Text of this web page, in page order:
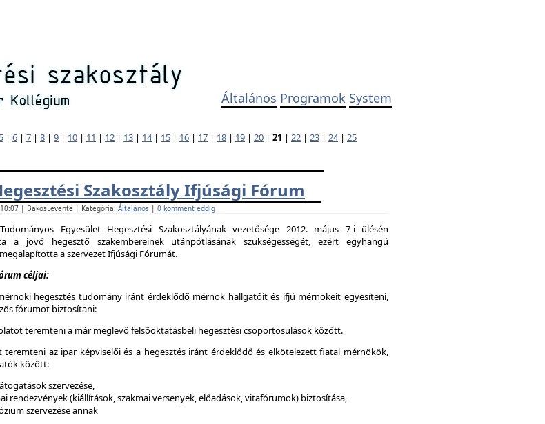
Általános Programok System
5 | 6 | 7 | 8 | 9 | 10 | 11 | 12 | 13 | 14| 15 | 16 | 17 | 18 | 19 | 20 | 21 | 22 | 23 | 24| 25
Szakosztály Ifjúsági Fórum
| BakosLevente | Kategória: Általános | 0 komment eddig
Egyesület Hegesztési Szakosztályának vezetősége 2012. május 7-i ülésén
a jövő hegesztő szakembereinek utánpótlásának szükségességét, ezért egyhangú
a szervezet Ifjúsági Fórumát.
céljai:
hegesztés tudomány iránt érdeklődő mérnök hallgatóit és ifjú mérnökeit egyesíteni,
fórumot biztosítani:
teremteni a már meglevő felsőoktatásbeli hegesztési csoportosulások között.
teremteni az ipar képviselői és a hegesztés iránt érdeklődő és elkötelezett fiatal mérnökök,
között:
szervezése,
rendezvények (kiállítások, szakmai versenyek, előadások, vitafórumok) biztosítása,
szervezése annak